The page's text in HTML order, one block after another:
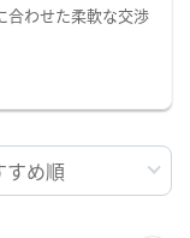
合わせた柔軟な交渉